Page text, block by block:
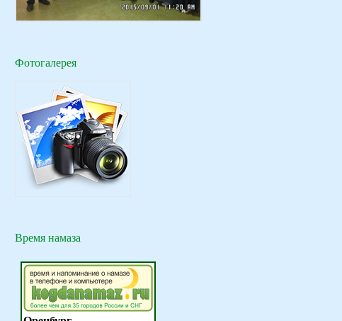
Фотогалерея
Время намаза